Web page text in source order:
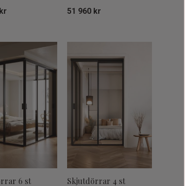
51 960 kr
6 st
Skjutdörrar 4 st